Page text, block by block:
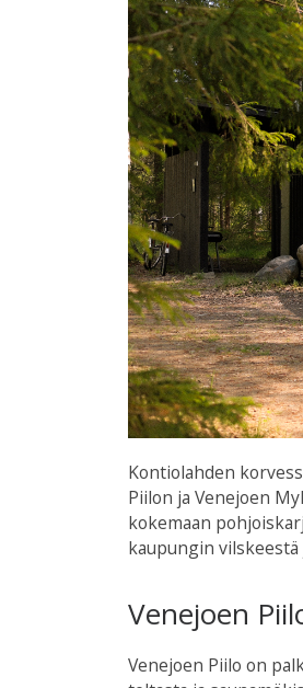
Kontiolahden
Piilon ja Venejoen
kokemaan
kaupungin
Venejoen
Venejoen Piilo on